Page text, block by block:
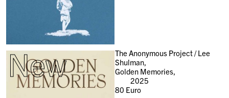
New
The Anonymous Project / Lee
Shulman,
Golden Memories,
2025
80 Euro